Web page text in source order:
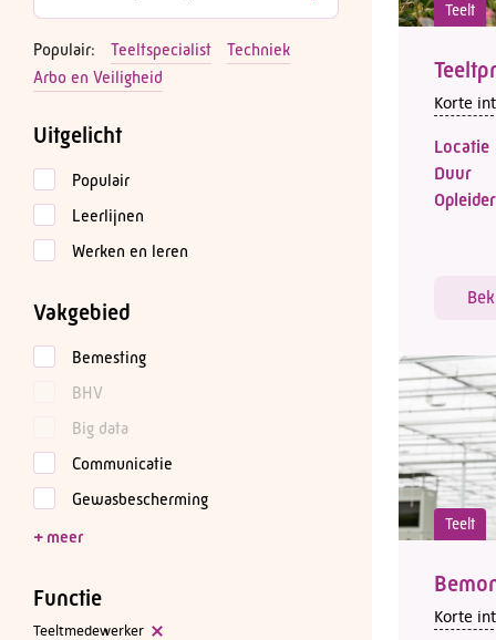
Populair: Teeltspecialist
Techniek
Arbo en Veiligheid
Uitgelicht
Populair
Leerlijnen
Werken en leren
Vakgebied
Bemesting
BHV
Big data
Communicatie
Gewasbescherming
Functie
Teeltmedewerker
Teelt
Korte
Locatie
Duur
Opleider
Teelt
Korte